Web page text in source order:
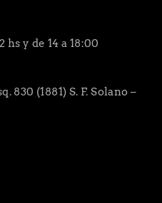
hs y de 14 a 18:00
830 (1881) S. F. Solano –